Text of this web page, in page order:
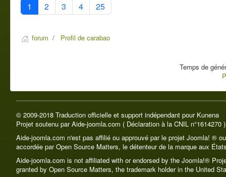
1 2 3 4 25
forum Profil de carabao
Temps de
© 2009-2018 Traduction officielle et support indépendant pour Kunena
Projet soutenu par Aide-joomla.com ( Déclaration à la CNIL
Aide-joomla.com n'est pas affilié ou approuvé par le projet Joomla! ®
accordée par Open Source Matters, le détenteur de la marque aux
Aide-joomla.com is not affiliated with or endorsed by the Joomla!®
granted by Open Source Matters, the trademark holder in the United